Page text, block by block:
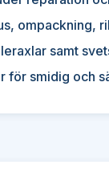
ompackning,
samt
för smidig och